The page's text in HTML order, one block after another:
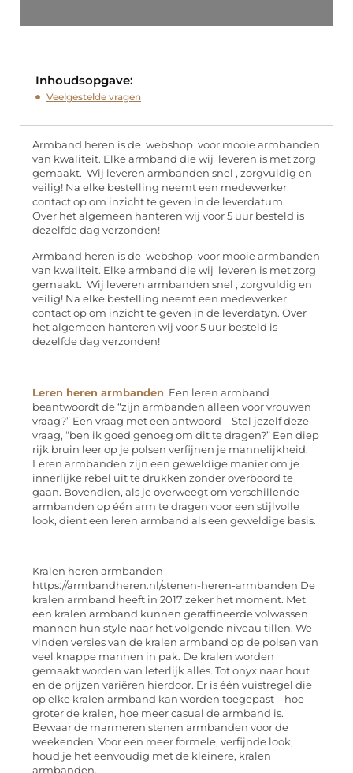
Inhoudsopgave:
Veelgestelde vragen
Armband heren is de webshop voor mooie armbanden
van kwaliteit. Elke armband die wij leveren is met zorg
gemaakt. Wij leveren armbanden snel , zorgvuldig en
veilig! Na elke bestelling neemt een medewerker
contact op om inzicht te geven in de leverdatum.
Over het algemeen hanteren wij voor 5 uur besteld is
dezelfde dag verzonden!
Armband heren is de webshop voor mooie armbanden
van kwaliteit. Elke armband die wij leveren is met zorg
gemaakt. Wij leveren armbanden snel , zorgvuldig en
veilig! Na elke bestelling neemt een medewerker
contact op om inzicht te geven in de leverdatyn. Over
het algemeen hanteren wij voor 5 uur besteld is
dezelfde dag verzonden!
Leren heren armbanden Een leren armband
beantwoordt de “zijn armbanden alleen voor vrouwen
vraag?” Een vraag met een antwoord – Stel jezelf deze
vraag, “ben ik goed genoeg om dit te dragen?” Een diep
rijk bruin leer op je polsen verfijnen je mannelijkheid.
Leren armbanden zijn een geweldige manier om je
innerlijke rebel uit te drukken zonder overboord te
gaan. Bovendien, als je overweegt om verschillende
armbanden op één arm te dragen voor een stijlvolle
look, dient een leren armband als een geweldige basis.
Kralen heren armbanden
https://armbandheren.nl/stenen-heren-armbanden De
kralen armband heeft in 2017 zeker het moment. Met
een kralen armband kunnen geraffineerde volwassen
mannen hun style naar het volgende niveau tillen. We
vinden versies van de kralen armband op de polsen van
veel knappe mannen in pak. De kralen worden
gemaakt worden van leterlijk alles. Tot onyx naar hout
en de prijzen variëren hierdoor. Er is één vuistregel die
op elke kralen armband kan worden toegepast – hoe
groter de kralen, hoe meer casual de armband is.
Bewaar de marmeren stenen armbanden voor de
weekenden. Voor een meer formele, verfijnde look,
houd je het eenvoudig met de kleinere, kralen
armbanden.